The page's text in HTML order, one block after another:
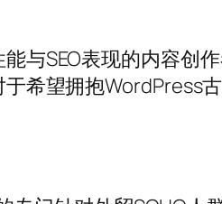
与SEO表现的内容创
希望拥抱WordPress